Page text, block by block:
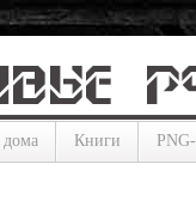
Книги